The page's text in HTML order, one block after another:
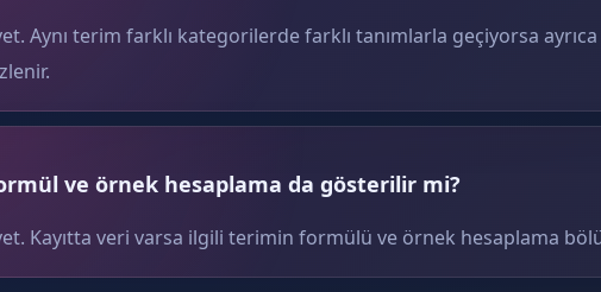
Aynı terim farklı kategorilerde farklı tanımlarla geçiyorsa
ve örnek hesaplama da gösterilir mi?
Kayıtta veri varsa ilgili terimin formülü ve örnek hesaplama